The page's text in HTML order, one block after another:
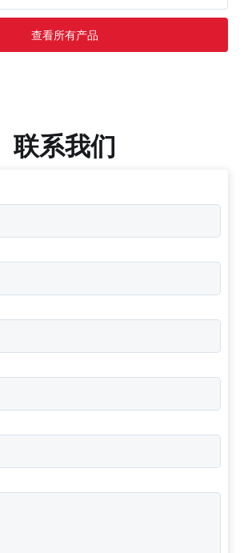
查看所有产品
联系我们